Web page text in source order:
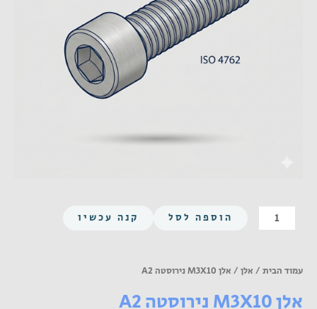
כמות
של
A2
הוספה לסל קנה עכשיו
עמוד הבית / אלן / אלן M3X10 נירוסטה A2
אלן M3X10 נירוסטה A2